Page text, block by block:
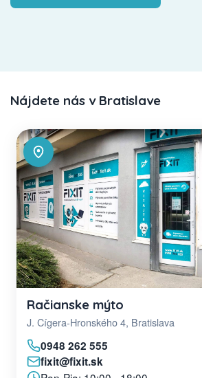
Nájdete nás v Bratislave
Račianske mýto
J. Cígera-Hronského 4, Bratislava
0948 262 555
fixit@fixit.sk